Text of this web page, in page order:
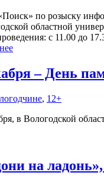
по розыску
областной
с 11.00 до
– День
, 12+
в Вологодской
на